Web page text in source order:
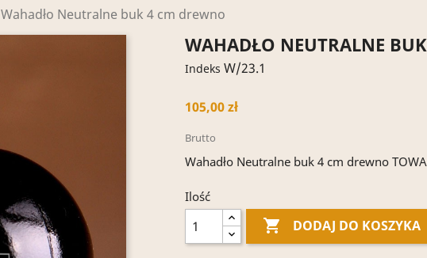
Wahadło Neutralne buk 4 cm drewno
WAHADŁO NEUTRALNE
Indeks W/23.1
105,00 zł
Brutto
Wahadło Neutralne buk 4 cm drewno
Ilość
 DODAJ DO KOSZYKA